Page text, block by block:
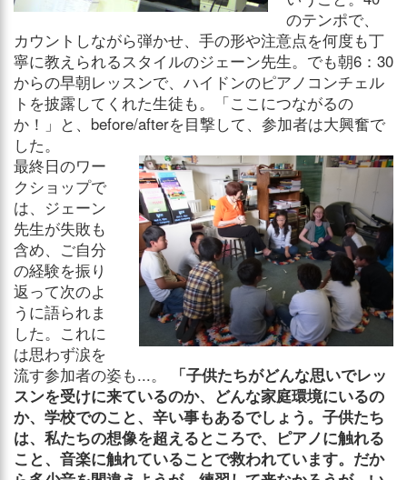
のテンポで、
カウントしながら弾かせ、手の形や注意点を何度も丁
寧に教えられるスタイルのジェーン先生。でも朝6：30
からの早朝レッスンで、ハイドンのピアノコンチェル
トを披露してくれた生徒も。「ここにつながるの
か！」と、before/afterを目撃して、参加者は大興奮で
した。
最終日のワー
クショップで
は、ジェーン
先生が失敗も
含め、ご自分
の経験を振り
返って次のよ
うに語られま
した。これに
は思わず涙を
流す参加者の姿も...。
「子供たちがどんな思いでレッ
スンを受けに来ているのか、どんな家庭環境にいるの
か、学校でのこと、辛い事もあるでしょう。子供たち
は、私たちの想像を超えるところで、ピアノに触れる
こと、音楽に触れていることで救われています。だか